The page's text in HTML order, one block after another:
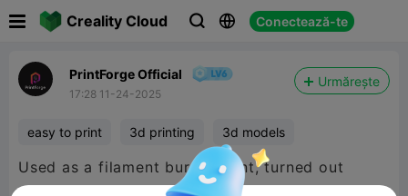
Creality Cloud   Conectează-te
PrintForge Official
17:28 11-24-2025
Urmărește
easy to print 3d printing 3d models
Used as a filament burner print, turned out